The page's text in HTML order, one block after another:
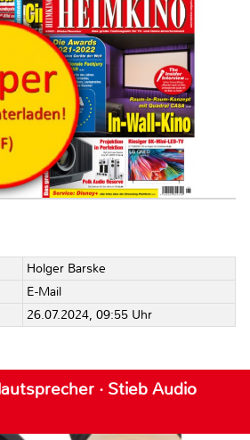
Holger Barske
E-Mail
26.07.2024, 09:55 Uhr
· Stieb Audio